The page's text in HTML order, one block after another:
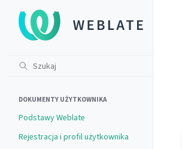
DOKUMENTY UŻYTKOWNIKA
Podstawy Weblate
Rejestracja i profil użytkownika